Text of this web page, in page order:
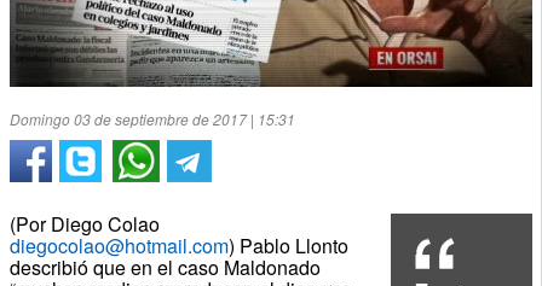
Domingo 03 de septiembre de 2017 | 15:31
(Por Diego Colao
diegocolao@hotmail.com) Pablo Llonto
describió que en el caso Maldonado